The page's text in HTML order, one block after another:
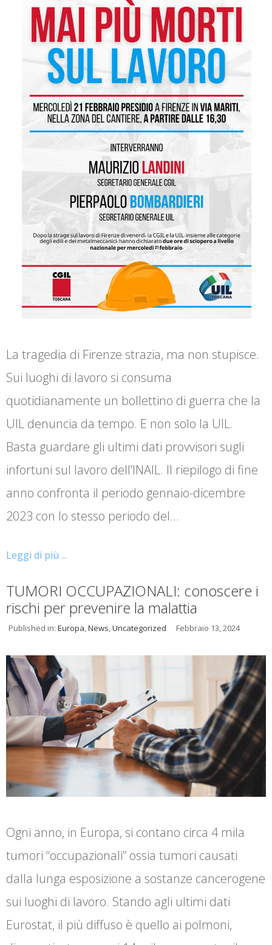
La tragedia di Firenze strazia, ma non stupisce.
Sui luoghi di lavoro si consuma
quotidianamente un bollettino di guerra che la
UIL denuncia da tempo. E non solo la UIL.
Basta guardare gli ultimi dati provvisori sugli
infortuni sul lavoro dell’INAIL. Il riepilogo di fine
anno confronta il periodo gennaio-dicembre
2023 con lo stesso periodo del…
Leggi di più ...
TUMORI OCCUPAZIONALI: conoscere i
rischi per prevenire la malattia
Published in: Europa,News,Uncategorized Febbraio 13, 2024
Ogni anno, in Europa, si contano circa 4 mila
tumori “occupazionali” ossia tumori causati
dalla lunga esposizione a sostanze cancerogene
sui luoghi di lavoro. Stando agli ultimi dati
Eurostat, il più diffuso è quello ai polmoni,